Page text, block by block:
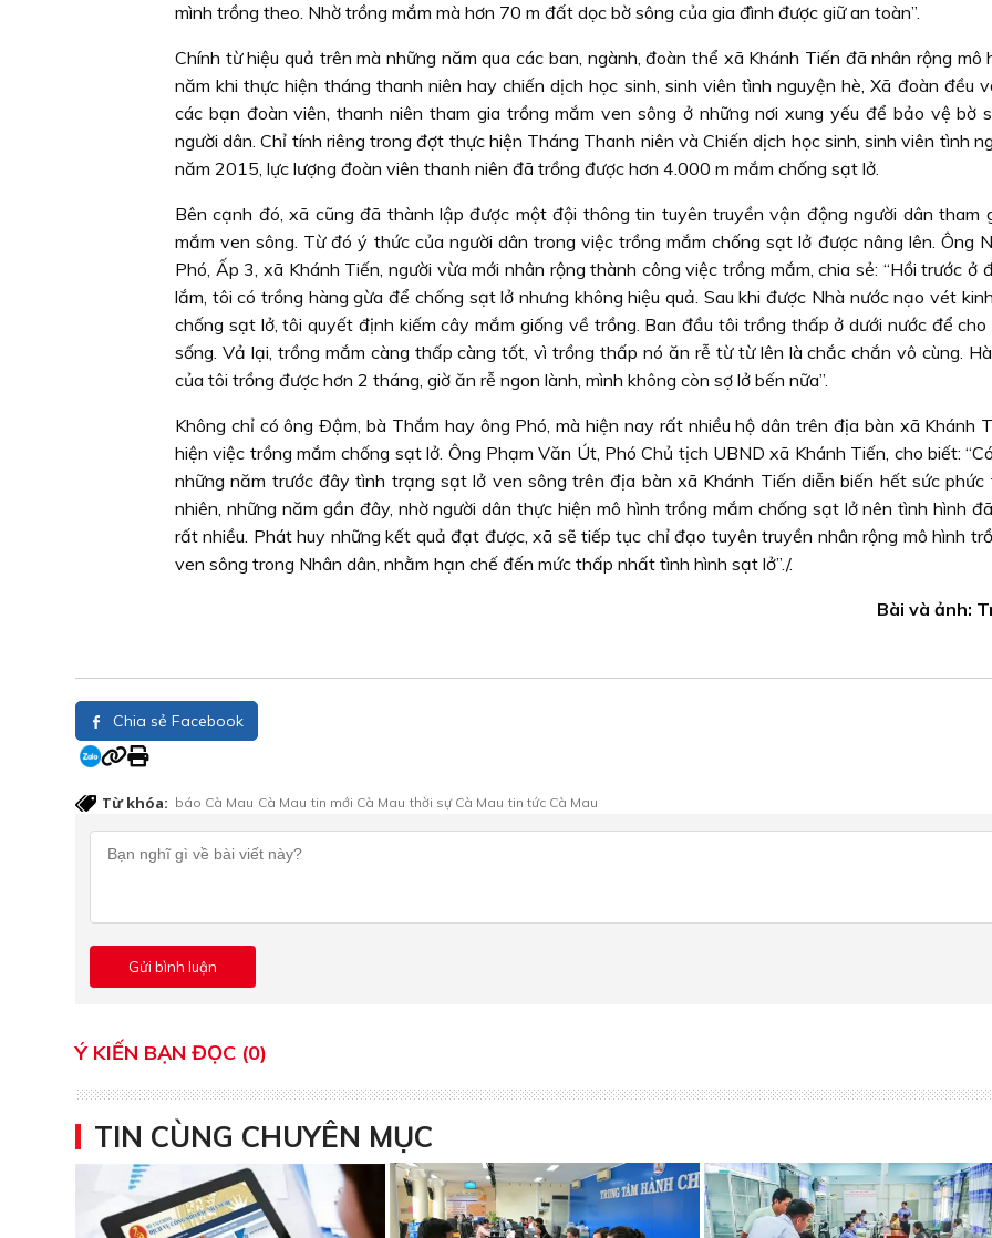
mình trồng theo. Nhờ trồng mắm mà hơn 70 m đất dọc bờ sông của gia đình được giữ an toàn”.
Chính từ hiệu quả trên mà những năm qua các ban, ngành, đoàn thể xã Khánh Tiến đã nhân rộng mô
năm khi thực hiện tháng thanh niên hay chiến dịch học sinh, sinh viên tình nguyện hè, Xã đoàn đều
các bạn đoàn viên, thanh niên tham gia trồng mắm ven sông ở những nơi xung yếu để bảo vệ bờ
người dân. Chỉ tính riêng trong đợt thực hiện Tháng Thanh niên và Chiến dịch học sinh, sinh viên tình
năm 2015, lực lượng đoàn viên thanh niên đã trồng được hơn 4.000 m mắm chống sạt lở.
Bên cạnh đó, xã cũng đã thành lập được một đội thông tin tuyên truyền vận động người dân tham
mắm ven sông. Từ đó ý thức của người dân trong việc trồng mắm chống sạt lở được nâng lên. Ông
Phó, Ấp 3, xã Khánh Tiến, người vừa mới nhân rộng thành công việc trồng mắm, chia sẻ: “Hồi trước ở
lắm, tôi có trồng hàng gừa để chống sạt lở nhưng không hiệu quả. Sau khi được Nhà nước nạo vét
chống sạt lở, tôi quyết định kiếm cây mắm giống về trồng. Ban đầu tôi trồng thấp ở dưới nước để cho
sống. Vả lại, trồng mắm càng thấp càng tốt, vì trồng thấp nó ăn rễ từ từ lên là chắc chắn vô cùng.
của tôi trồng được hơn 2 tháng, giờ ăn rễ ngon lành, mình không còn sợ lở bến nữa”.
Không chỉ có ông Ðậm, bà Thắm hay ông Phó, mà hiện nay rất nhiều hộ dân trên địa bàn xã Khánh
hiện việc trồng mắm chống sạt lở. Ông Phạm Văn Út, Phó Chủ tịch UBND xã Khánh Tiến, cho biết:
những năm trước đây tình trạng sạt lở ven sông trên địa bàn xã Khánh Tiến diễn biến hết sức phức
nhiên, những năm gần đây, nhờ người dân thực hiện mô hình trồng mắm chống sạt lở nên tình hình
rất nhiều. Phát huy những kết quả đạt được, xã sẽ tiếp tục chỉ đạo tuyên truyền nhân rộng mô hình
ven sông trong Nhân dân, nhằm hạn chế đến mức thấp nhất tình hình sạt lở”./.
Bài và ảnh:
Chia sẻ Facebook
Từ khóa: báo Cà Mau Cà Mau tin mới Cà Mau thời sự Cà Mau tin tức Cà Mau
Ý KIẾN BẠN ĐỌC (0)
TIN CÙNG CHUYÊN MỤC